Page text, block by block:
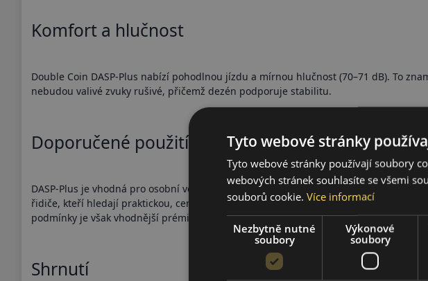
Komfort a hlučnost
Double Coin DASP-Plus nabízí pohodlnou jízdu a mírnou hlučnost (70–71 dB). To
nebudou valivé zvuky rušivé, přičemž dezén podporuje stabilitu.
Doporučené použití
DASP-Plus je vhodná pro osobní vozy a SUV používané především ve městě a na
řidiče, kteří hledají praktickou, cenově dostupnou celoroční pneumatiku. Pro
podmínky je však vhodnější prémiová kategorie.
Shrnutí
Tyto webové stránky
Tyto webové stránky používají soubory
webových stránek souhlasíte se všemi
souborů cookie. Více informací
Nezbytně nutné
soubory
Výkonové
soubory